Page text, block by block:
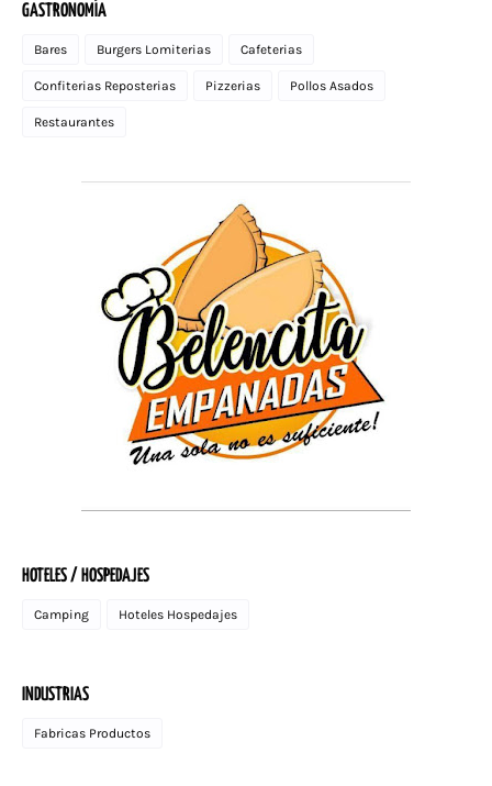
GASTRONOMÍA
Bares Burgers Lomiterias Cafeterias
Confiterias Reposterias Pizzerias Pollos Asados
Restaurantes
HOTELES / HOSPEDAJES
Camping Hoteles Hospedajes
INDUSTRIAS
Fabricas Productos